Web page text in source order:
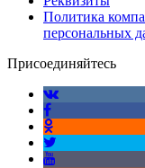
Климатическое
Политика
персональных
Присоединяйтесь